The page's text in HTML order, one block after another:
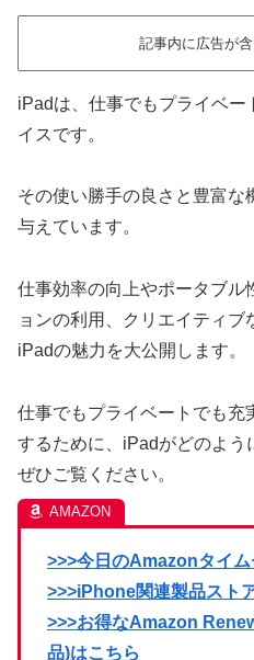
記事内に広告が含
iPadは、仕事でもプライベ
イスです。
その使い勝手の良さと豊富な
与えています。
仕事効率の向上やポータブル
ョンの利用、クリエイティブ
iPadの魅力を大公開します。
仕事でもプライベートでも充
するために、iPadがどのよう
ぜひご覧ください。
>>>今日のAmazonタイム
>>>iPhone関連製品スト
>>>お得なAmazon
品)はこちら